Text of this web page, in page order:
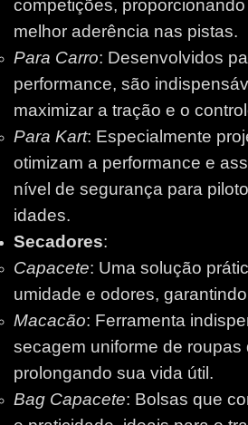
competições,
melhor aderência nas pistas.
Para Carro: Desenvolvidos
performance, são
maximizar a tração e o
Para Kart: Especialmente
otimizam a performance e
nível de segurança para
idades.
Secadores:
Capacete: Uma solução
umidade e odores,
Macacão: Ferramenta
secagem uniforme de roupas
prolongando sua vida útil.
Bag Capacete: Bolsas que